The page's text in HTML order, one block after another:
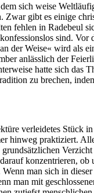
sich weise
gibt es einige
fehlen in Radebeul
sind.
der Weise« wird
anlässlich der
hatte sich das
zu brechen,
verleidetes Stück
hinweg praktiziert.
konzentrieren,
man sich in
man mit